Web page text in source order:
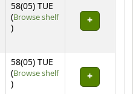
58(05) TUE
(Browse shelf
(Opens below)
)
58(05) TUE
(Browse shelf
(Opens below)
)